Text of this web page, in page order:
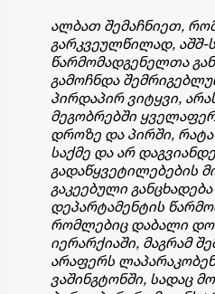
ალბათ შემაჩნიეთ,
გარკვეულწილად, აშშ-ს
წარმომადგენელთა
გამოჩნდა
პირდაპირ ვიტყვი,
მეგობრებში
დროზე და პირში,
საქმე და არ
გადაწყვეტილებების
გაკეებული
დეპარტამენტის
რომლებიც დაბალი
იერარქიაში, მაგრამ
არაფერს
ვაშინგტონში, სადაც